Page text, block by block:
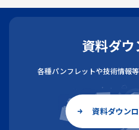
資料ダ
各種パンフレットや技術情報
資料ダウン